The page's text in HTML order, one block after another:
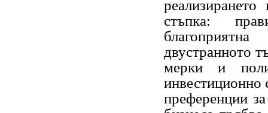
стъпка:
двустранното
мерки и
инвестиционно
преференции